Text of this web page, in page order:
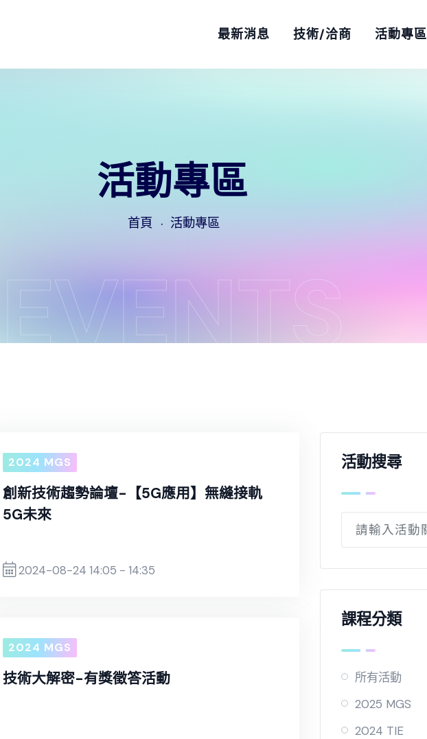
最新消息 技術/洽商 活動專區
活動專區
首頁 活動專區
EVENTS
2024 MGS
創新技術趨勢論壇-【5G應用】無縫接軌
5G未來
2024-08-24 14:05 - 14:35
2024 MGS
技術大解密-有獎徵答活動
活動搜尋
課程分類
所有活動
2025 MGS
2024 TIE